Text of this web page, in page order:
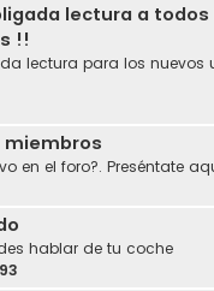
lectura a
!!
lectura para los nuevos
miembros
en el foro?. Preséntate
hablar de tu coche